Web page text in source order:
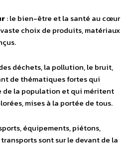
: le bien-être et la santé au cœur
choix de produits, matériaux
déchets, la pollution, le bruit,
de thématiques fortes qui
de la population et qui méritent
mises à la portée de tous.
équipements, piétons,
sont sur le devant de la